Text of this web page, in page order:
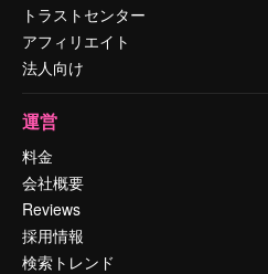
トラストセンター
アフィリエイト
法人向け
運営
料金
会社概要
Reviews
採用情報
検索トレンド